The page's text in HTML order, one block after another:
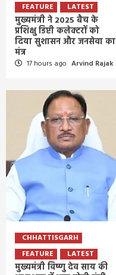
FEATURE
LATEST
मुख्यमंत्री ने 2025 बैच के
प्रशिक्षु डिप्टी कलेक्टरों को
दिया सुशासन और जनसेवा का
मंत्र
17 hours ago Arvind Rajak
CHHATTISGARH
FEATURE
LATEST
मुख्यमंत्री विष्णु देव साय की